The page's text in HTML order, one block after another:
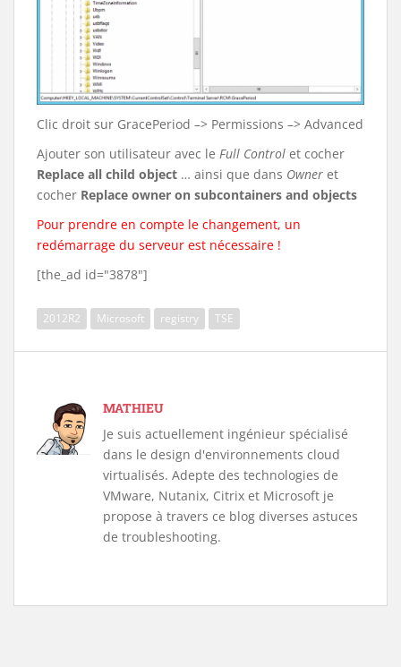
Clic droit sur GracePeriod –> Permissions –> Advanced
Ajouter son utilisateur avec le Full Control et cocher
Replace all child object … ainsi que dans Owner et
cocher Replace owner on subcontainers and objects
Pour prendre en compte le changement, un
redémarrage du serveur est nécessaire !
[the_ad id="3878"]
2012R2 Microsoft registry TSE
MATHIEU
Je suis actuellement ingénieur spécialisé
dans le design d'environnements cloud
virtualisés. Adepte des technologies de
VMware, Nutanix, Citrix et Microsoft je
propose à travers ce blog diverses astuces
de troubleshooting.